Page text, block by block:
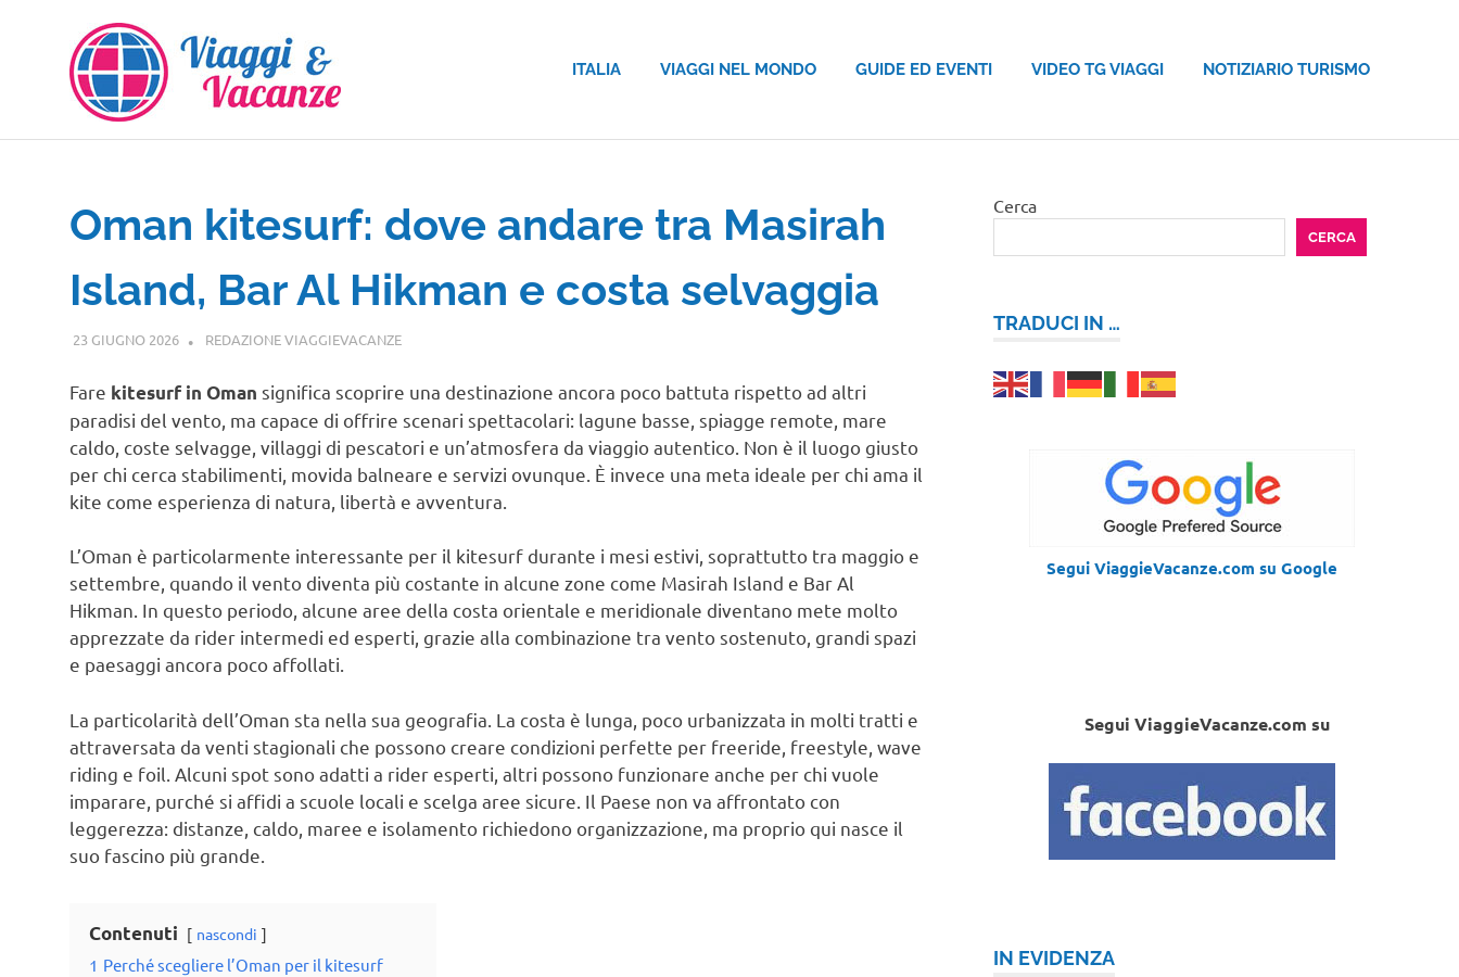
contenuto
ITALIA VIAGGI NEL MONDO GUIDE ED EVENTI VIDEO TG VIAGGI NOTIZIARIO TURISMO
Oman kitesurf: dove andare tra Masirah
Island, Bar Al Hikman e costa selvaggia
23 GIUGNO 2026 REDAZIONE VIAGGIEVACANZEAFRICA
Fare kitesurf in Oman significa scoprire una destinazione ancora poco battuta rispetto ad altri
paradisi del vento, ma capace di offrire scenari spettacolari: lagune basse, spiagge remote, mare
caldo, coste selvagge, villaggi di pescatori e un’atmosfera da viaggio autentico. Non è il luogo giusto
per chi cerca stabilimenti, movida balneare e servizi ovunque. È invece una meta ideale per chi ama il
kite come esperienza di natura, libertà e avventura.
L’Oman è particolarmente interessante per il kitesurf durante i mesi estivi, soprattutto tra maggio e
settembre, quando il vento diventa più costante in alcune zone come Masirah Island e Bar Al
Hikman. In questo periodo, alcune aree della costa orientale e meridionale diventano mete molto
apprezzate da rider intermedi ed esperti, grazie alla combinazione tra vento sostenuto, grandi spazi
e paesaggi ancora poco affollati.
La particolarità dell’Oman sta nella sua geografia. La costa è lunga, poco urbanizzata in molti tratti e
attraversata da venti stagionali che possono creare condizioni perfette per freeride, freestyle, wave
riding e foil. Alcuni spot sono adatti a rider esperti, altri possono funzionare anche per chi vuole
imparare, purché si affidi a scuole locali e scelga aree sicure. Il Paese non va affrontato con
leggerezza: distanze, caldo, maree e isolamento richiedono organizzazione, ma proprio qui nasce il
suo fascino più grande.
Contenuti nascondi
1 Perché scegliere l’Oman per il kitesurf
Cerca
CERCA
TRADUCI IN …
Segui ViaggieVacanze.com su Google
Segui ViaggieVacanze.com su
IN EVIDENZA